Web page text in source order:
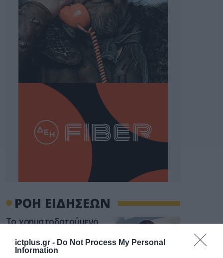
ictplus.gr - Do Not Process My Personal
Information
ΡΟΗ ΕΙΔΗΣΕΩΝ
Το χρηματοδοτούμενο
Gaming Police”
ενισχύει την ασφάλεια
31.07.2026